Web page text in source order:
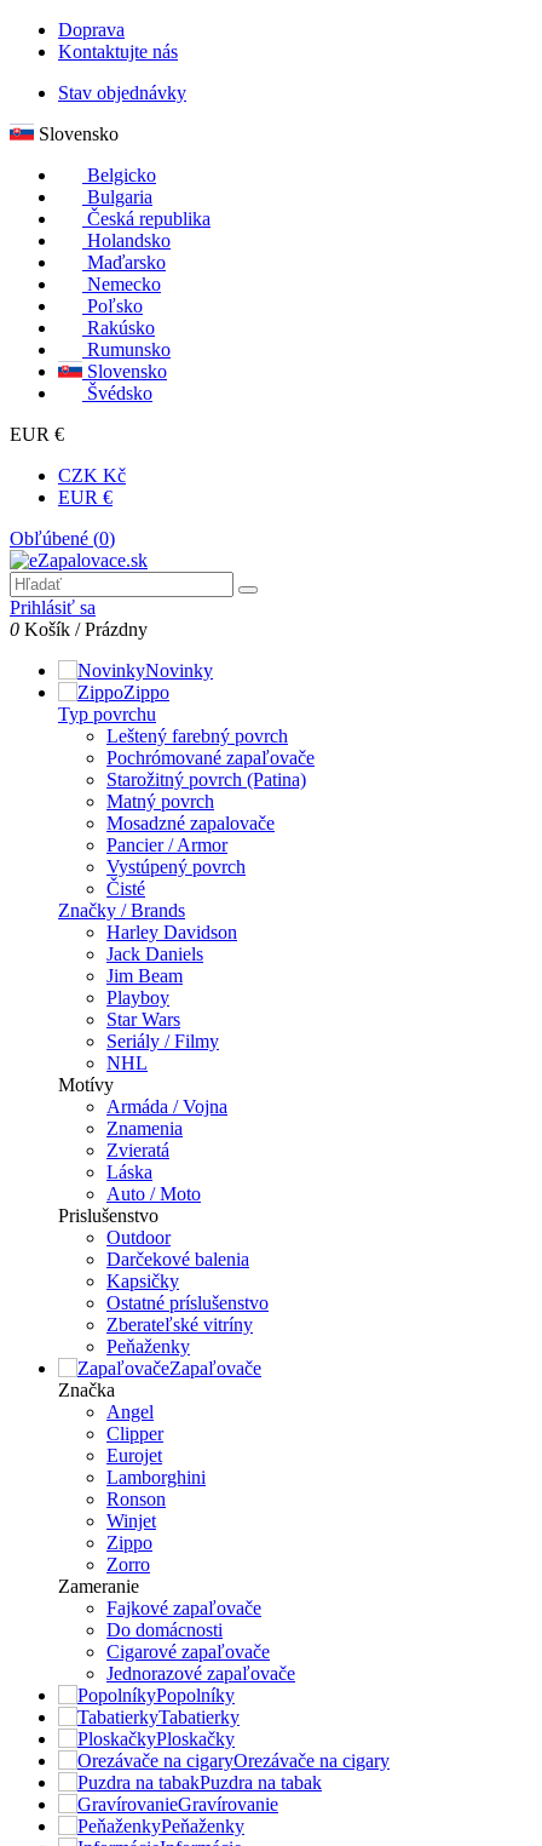
Doprava
Kontaktujte nás
Stav objednávky
Slovensko
Belgicko
Bulgaria
Česká republika
Holandsko
Maďarsko
Nemecko
Poľsko
Rakúsko
Rumunsko
Slovensko
Švédsko
EUR €
CZK Kč
EUR €
Obľúbené (0)
Prihlásiť sa
0 Košík /Prázdny
Novinky
Zippo
Typ povrchu
Leštený farebný povrch
Pochrómované zapaľovače
Starožitný povrch (Patina)
Matný povrch
Mosadzné zapalovače
Pancier / Armor
Vystúpený povrch
Čisté
Značky / Brands
Harley Davidson
Jack Daniels
Jim Beam
Playboy
Star Wars
Seriály / Filmy
NHL
Motívy
Armáda / Vojna
Znamenia
Zvieratá
Láska
Auto / Moto
Prislušenstvo
Outdoor
Darčekové balenia
Kapsičky
Ostatné príslušenstvo
Zberateľské vitríny
Peňaženky
Zapaľovače
Značka
Angel
Clipper
Eurojet
Lamborghini
Ronson
Winjet
Zippo
Zorro
Zameranie
Fajkové zapaľovače
Do domácnosti
Cigarové zapaľovače
Jednorazové zapaľovače
Popolníky
Tabatierky
Ploskačky
Orezávače na cigary
Puzdra na tabak
Gravírovanie
Peňaženky